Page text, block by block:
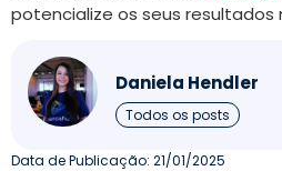
potencialize os seus resultados
Daniela Hendler
Todos os posts
Data de Publicação: 21/01/2025